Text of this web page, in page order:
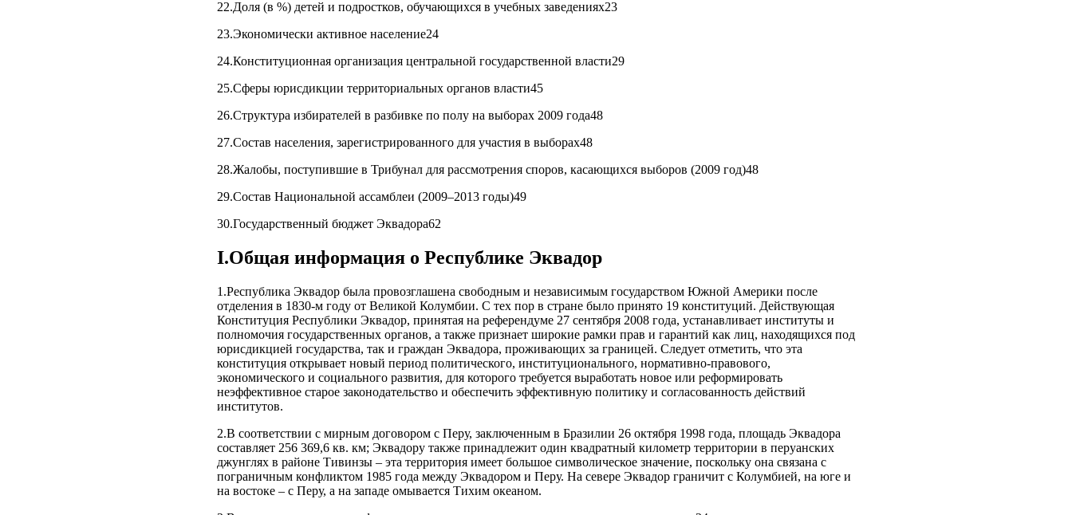
22.Доля (в %) детей и подростков, обучающихся в учебных заведениях23
23.Экономически активное население24
24.Конституционная организация центральной государственной власти29
25.Сферы юрисдикции территориальных органов власти45
26.Структура избирателей в разбивке по полу на выборах 2009 года48
27.Состав населения, зарегистрированного для участия в выборах48
28.Жалобы, поступившие в Трибунал для рассмотрения споров, касающихся выборов (2009 год)48
29.Состав Национальной ассамблеи (2009–2013 годы)49
30.Государственный бюджет Эквадора62
I.Общая информация о Республике Эквадор
1.Республика Эквадор была провозглашена свободным и независимым государством Южной Америки после
отделения в 1830-м году от Великой Колумбии. С тех пор в стране было принято 19 конституций. Действующая
Конституция Республики Эквадор, принятая на референдуме 27 сентября 2008 года, устанавливает институты и
полномочия государственных органов, а также признает широкие рамки прав и гарантий как лиц, находящихся под
юрисдикцией государства, так и граждан Эквадора, проживающих за границей. Следует отметить, что эта
конституция открывает новый период политического, институционального, нормативно-правового,
экономического и социального развития, для которого требуется выработать новое или реформировать
неэффективное старое законодательство и обеспечить эффективную политику и согласованность действий
институтов.
2.В соответствии с мирным договором с Перу, заключенным в Бразилии 26 октября 1998 года, площадь Эквадора
составляет 256 369,6 кв. км; Эквадору также принадлежит один квадратный километр территории в перуанских
джунглях в районе Тивинзы – эта территория имеет большое символическое значение, поскольку она связана с
пограничным конфликтом 1985 года между Эквадором и Перу. На севере Эквадор граничит с Колумбией, на юге и
на востоке – с Перу, а на западе омывается Тихим океаном.